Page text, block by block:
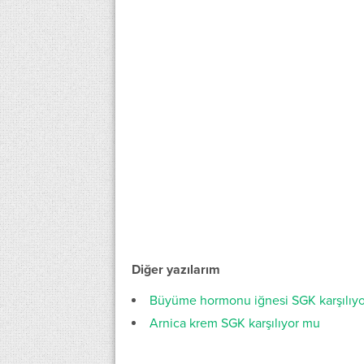
Diğer yazılarım
Büyüme hormonu iğnesi SGK
Arnica krem SGK karşılıyor mu